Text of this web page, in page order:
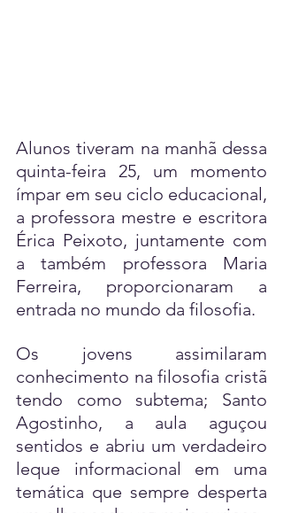
Alunos tiveram na manhã dessa
quinta-feira 25, um momento
ímpar em seu ciclo educacional,
a professora mestre e escritora
Érica Peixoto, juntamente com
a também professora Maria
Ferreira, proporcionaram a
entrada no mundo da filosofia.
Os jovens assimilaram
conhecimento na filosofia cristã
tendo como subtema; Santo
Agostinho, a aula aguçou
sentidos e abriu um verdadeiro
leque informacional em uma
temática que sempre desperta